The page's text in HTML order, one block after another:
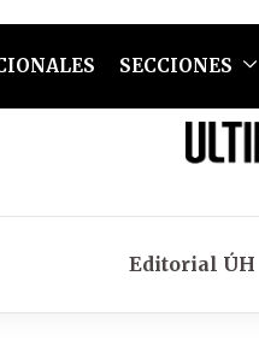
SECCIONES
Editorial ÚH